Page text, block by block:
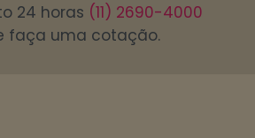
24 horas (11) 2690-4000
faça uma cotação.